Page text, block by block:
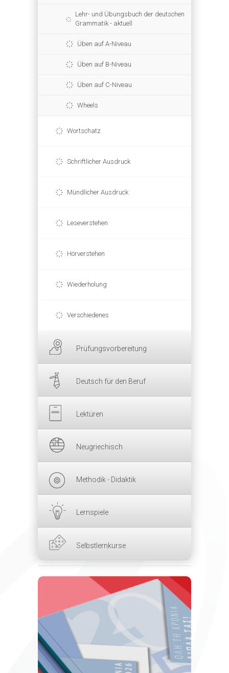
Lehr- und Übungsbuch der deutschen
Grammatik - aktuell
Üben auf A-Niveau
Üben auf B-Niveau
Üben auf C-Niveau
Wheels
Wortschatz
Schriftlicher Ausdruck
Mündlicher Ausdruck
Leseverstehen
Hörverstehen
Wiederholung
Verschiedenes
Prüfungsvorbereitung
Deutsch für den Beruf
Lektüren
Neugriechisch
Methodik - Didaktik
Lernspiele
Selbstlernkurse